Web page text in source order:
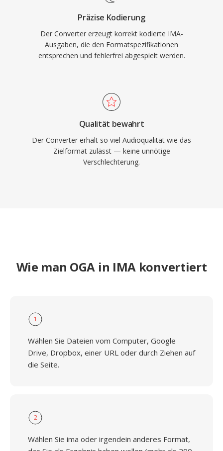
Präzise Kodierung
Der Converter erzeugt korrekt kodierte IMA-
Ausgaben, die den Formatspezifikationen
entsprechen und fehlerfrei abgespielt werden.
Qualität bewahrt
Der Converter erhält so viel Audioqualität wie das
Zielformat zulässt — keine unnötige
Verschlechterung.
Wie man OGA in IMA konvertiert
1
Wählen Sie Dateien vom Computer, Google
Drive, Dropbox, einer URL oder durch Ziehen auf
die Seite.
2
Wählen Sie ima oder irgendein anderes Format,